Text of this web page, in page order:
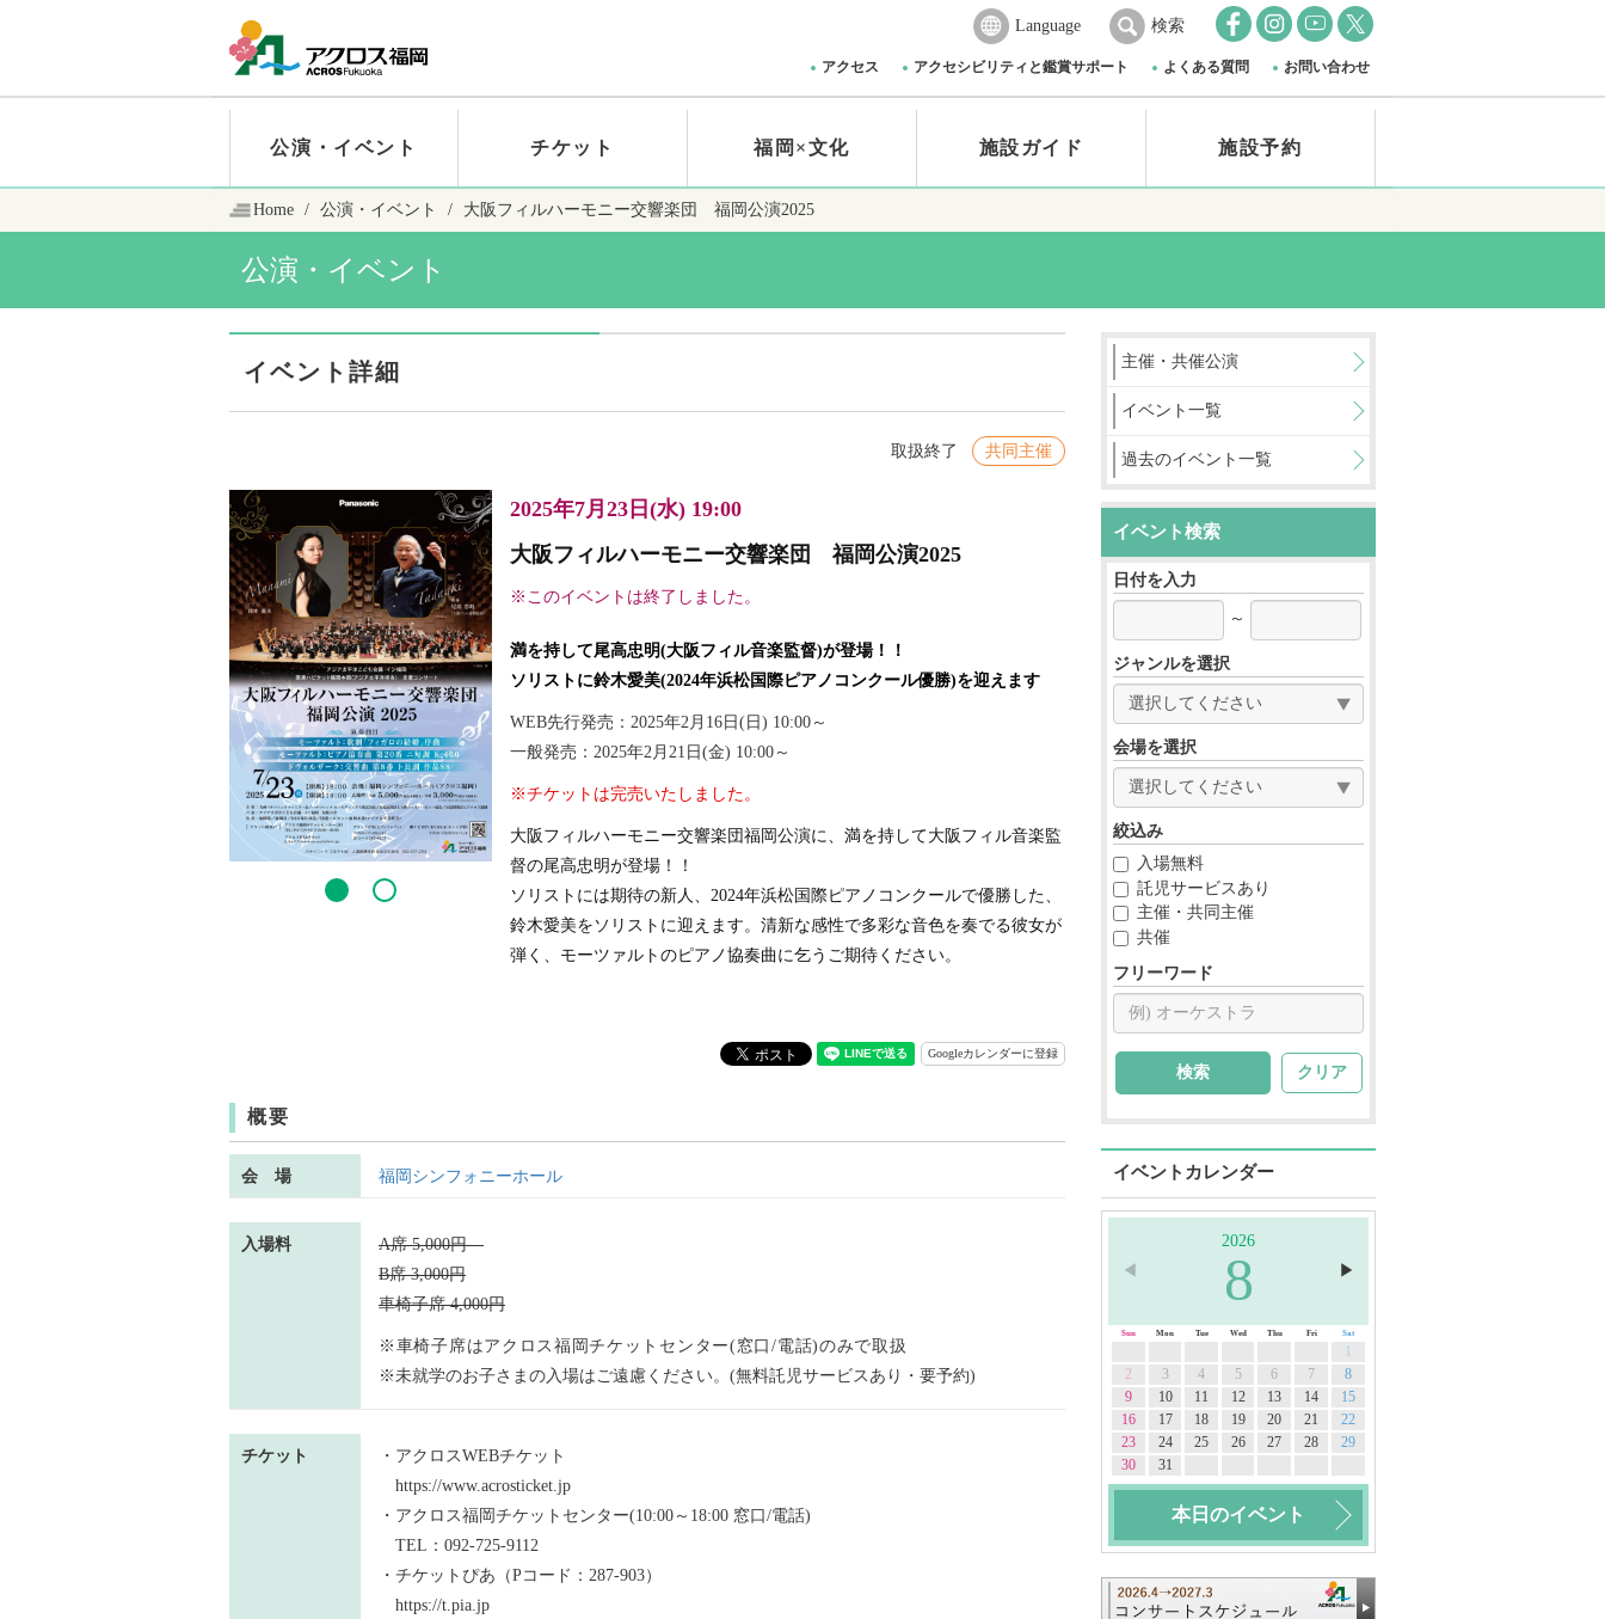
Language 検索
アクセス アクセシビリティと鑑賞サポート よくある質問 お問い合わせ
公演・イベント チケット 福岡×文化 施設ガイド 施設予約
Home 公演・イベント 大阪フィルハーモニー交響楽団 福岡公演2025
公演・イベント
イベント詳細
取扱終了 共同主催
2025年7月23日(水) 19:00
大阪フィルハーモニー交響楽団 福岡公演2025
※このイベントは終了しました。
満を持して尾高忠明(大阪フィル音楽監督)が登場！！
ソリストに鈴木愛美(2024年浜松国際ピアノコンクール優勝)を迎えます
WEB先行発売：2025年2月16日(日) 10:00～
一般発売：2025年2月21日(金) 10:00～
※チケットは完売いたしました。
大阪フィルハーモニー交響楽団福岡公演に、満を持して大阪フィル音楽監
督の尾高忠明が登場！！
ソリストには期待の新人、 2024年浜松国際ピアノコンクールで優勝した、
鈴木愛美をソリストに迎えます。清新な感性で多彩な音色を奏でる彼女が
弾く、モーツァルトのピアノ協奏曲に乞うご期待ください。
Googleカレンダーに登録
概要
会 場 福岡シンフォニーホール
入場料
A席 5,000円
B席 3,000円
車椅子席 4,000円
※車椅子席はアクロス福岡チケットセンター(窓口/電話)のみで取扱
※未就学のお子さまの入場はご遠慮ください。(無料託児サービスあり・要予約)
チケット
・アクロスWEBチケット
https://www.acrosticket.jp
・アクロス福岡チケットセンター(10:00～18:00 窓口/電話)
TEL：092-725-9112
・チケットぴあ（Pコード：287-903）
https://t.pia.jp
主催・共催公演
イベント一覧
過去のイベント一覧
イベント検索
日付を入力
～
ジャンルを選択
会場を選択
絞込み
入場無料
託児サービスあり
主催・共同主催
共催
フリーワード
クリア
イベントカレンダー
◀︎
2026
8 ▶︎
Sun Mon Tue Wed Thu Fri Sat
1
2
3 4 5 6 7
8
9
10 11 12 13 14
15
16
17 18 19 20 21
22
23
24 25 26 27 28
29
30
31
本日のイベント